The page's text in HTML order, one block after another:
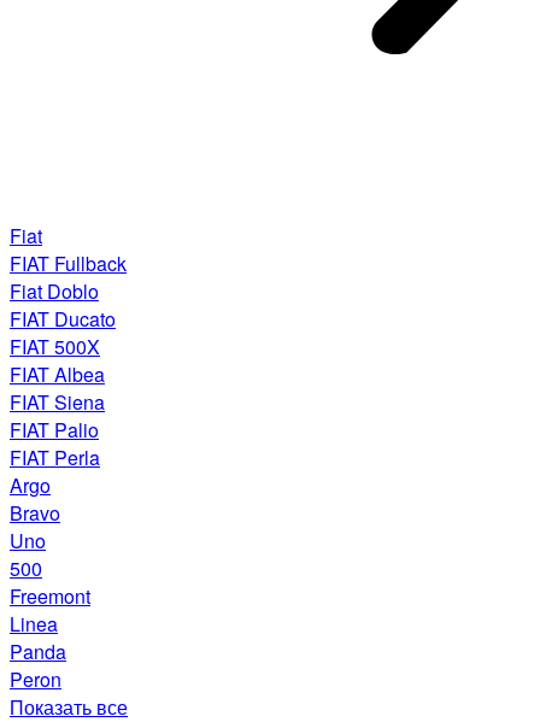
Fiat
FIAT Fullback
Fiat Doblo
FIAT Ducato
FIAT 500X
FIAT Albea
FIAT Siena
FIAT Palio
FIAT Perla
Argo
Bravo
Uno
500
Freemont
Linea
Panda
Peron
Показать все